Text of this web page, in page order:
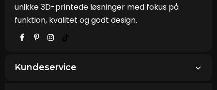
unikke 3D-printede løsninger med fokus på
funktion, kvalitet og godt design.
Kundeservice